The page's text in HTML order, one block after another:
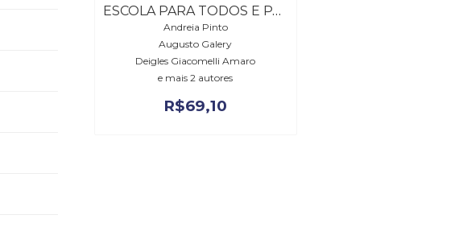
ESCOLA PARA TODOS E PARA CADA UM, A
Andreia Pinto
Augusto Galery
Deigles GiacomelIi Amaro
e mais 2 autores
R$69,10